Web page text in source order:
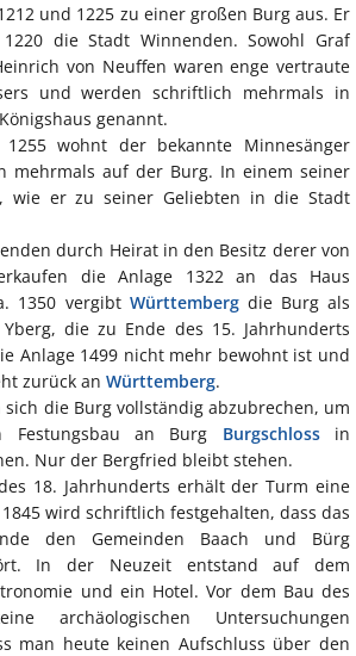
und 1225 zu einer großen Burg aus. Er
die Stadt Winnenden. Sowohl Graf
von Neuffen waren enge vertraute
und werden schriftlich mehrmals in
genannt.
wohnt der bekannte Minnesänger
mehrmals auf der Burg. In einem seiner
wie er zu seiner Geliebten in die Stadt
durch Heirat in den Besitz derer von
die Anlage 1322 an das Haus
1350 vergibt Württembergdie Burg als
die zu Ende des 15. Jahrhunderts
Anlage 1499 nicht mehr bewohnt ist und
zurück an Württemberg.
die Burg vollständig abzubrechen, um
an Burg Burgschlossin
Nur der Bergfried bleibt stehen.
18. Jahrhunderts erhält der Turm eine
wird schriftlich festgehalten, dass das
den Gemeinden Baach und Bürg
In der Neuzeit entstand auf dem
und ein Hotel. Vor dem Bau des
archäologischen Untersuchungen
man heute keinen Aufschluss über den